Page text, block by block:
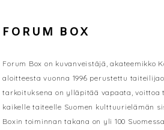
FORUM BOX
Forum Box on kuvanveistäjä, akateemikko
aloitteesta vuonna 1996 perustettu
tarkoituksena on ylläpitää vapaata, voittoa
kaikelle taiteelle Suomen kulttuurielämän
Boxin toiminnan takana on yli 100